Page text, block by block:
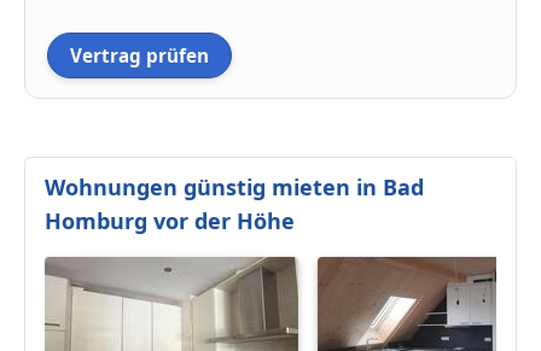
Vertrag prüfen
Wohnungen günstig mieten in Bad
Homburg vor der Höhe